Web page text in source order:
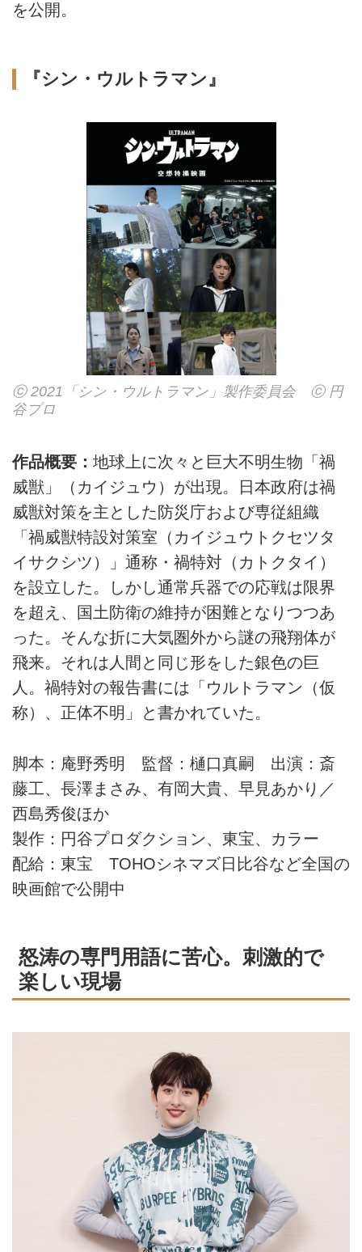
を公開。
『シン・ウルトラマン』
ⓒ 2021「シン・ウルトラマン」製作委員会 ⓒ 円
谷プロ
作品概要： 地球上に次々と巨大不明生物「禍
威獣」（カイジュウ）が出現。日本政府は禍
威獣対策を主とした防災庁および専従組織
「禍威獣特設対策室（カイジュウトクセツタ
イサクシツ）」通称・禍特対（カトクタイ）
を設立した。しかし通常兵器での応戦は限界
を超え、国土防衛の維持が困難となりつつあ
った。そんな折に大気圏外から謎の飛翔体が
飛来。それは人間と同じ形をした銀色の巨
人。禍特対の報告書には「ウルトラマン（仮
称）、正体不明」と書かれていた。
脚本：庵野秀明 監督：樋口真嗣 出演：斎
藤工、長澤まさみ、有岡大貴、早見あかり／
西島秀俊ほか
製作：円谷プロダクション、東宝、カラー
配給：東宝 TOHOシネマズ日比谷など全国の
映画館で公開中
怒涛の専門用語に苦心。刺激的で
楽しい現場